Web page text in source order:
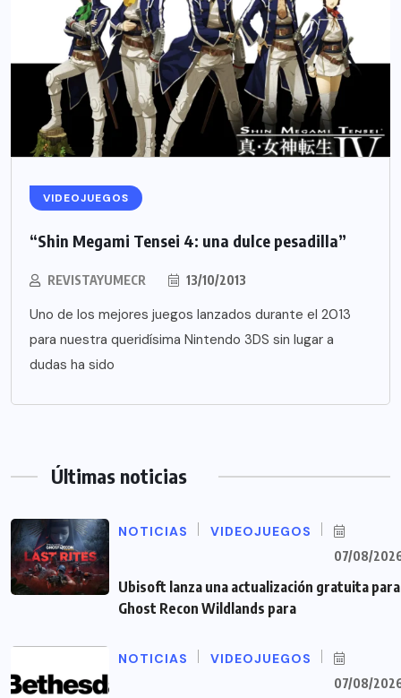
VIDEOJUEGOS
“Shin Megami Tensei 4: una dulce pesadilla”
REVISTAYUMECR 13/10/2013
Uno de los mejores juegos lanzados durante el 2013
para nuestra queridísima Nintendo 3DS sin lugar a
dudas ha sido
Últimas noticias
NOTICIAS VIDEOJUEGOS
07/08/
Ubisoft lanza una actualización gratuita para
Ghost Recon Wildlands para
NOTICIAS VIDEOJUEGOS
07/08/